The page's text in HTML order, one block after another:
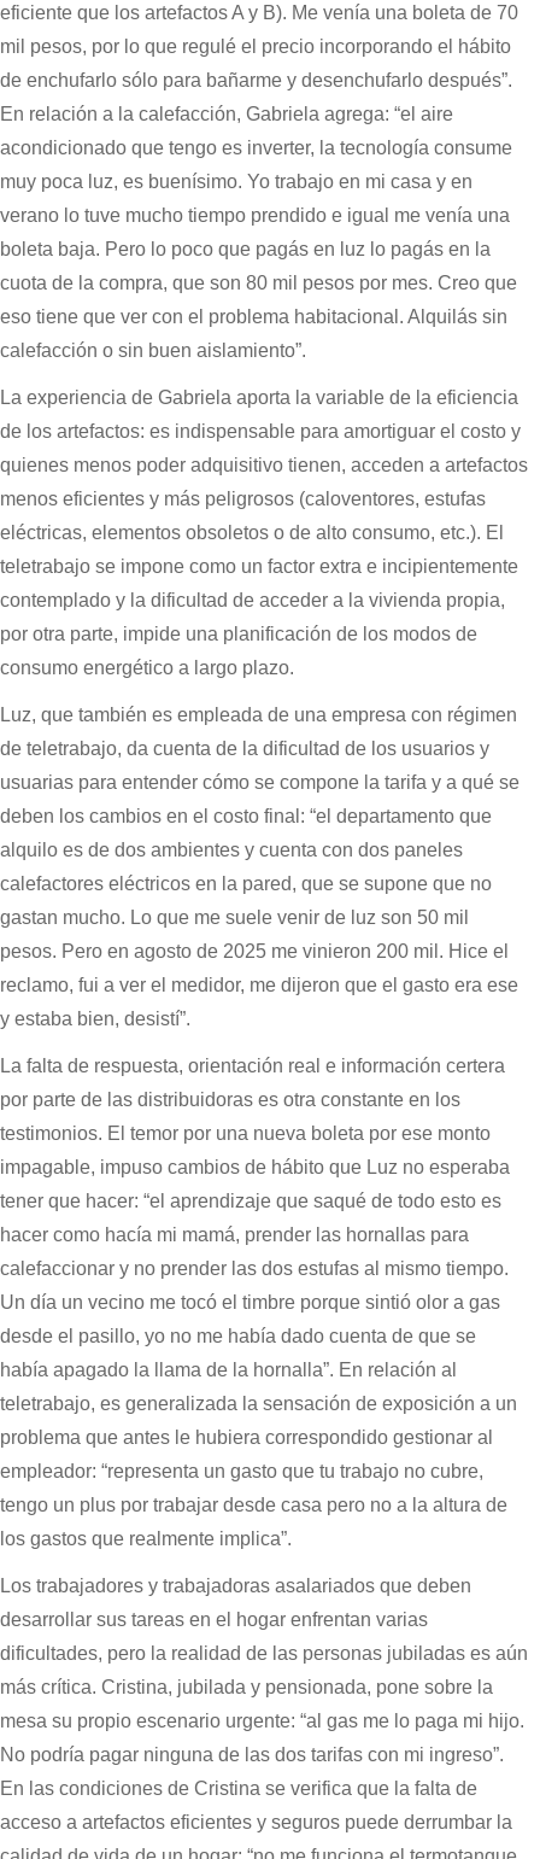
eficiente que los artefactos A y B). Me venía una boleta de 70
mil pesos, por lo que regulé el precio incorporando el hábito
de enchufarlo sólo para bañarme y desenchufarlo después”.
En relación a la calefacción, Gabriela agrega: “el aire
acondicionado que tengo es inverter, la tecnología consume
muy poca luz, es buenísimo. Yo trabajo en mi casa y en
verano lo tuve mucho tiempo prendido e igual me venía una
boleta baja. Pero lo poco que pagás en luz lo pagás en la
cuota de la compra, que son 80 mil pesos por mes. Creo que
eso tiene que ver con el problema habitacional. Alquilás sin
calefacción o sin buen aislamiento”.
La experiencia de Gabriela aporta la variable de la eficiencia
de los artefactos: es indispensable para amortiguar el costo y
quienes menos poder adquisitivo tienen, acceden a artefactos
menos eficientes y más peligrosos (caloventores, estufas
eléctricas, elementos obsoletos o de alto consumo, etc.). El
teletrabajo se impone como un factor extra e incipientemente
contemplado y la dificultad de acceder a la vivienda propia,
por otra parte, impide una planificación de los modos de
consumo energético a largo plazo.
Luz, que también es empleada de una empresa con régimen
de teletrabajo, da cuenta de la dificultad de los usuarios y
usuarias para entender cómo se compone la tarifa y a qué se
deben los cambios en el costo final: “el departamento que
alquilo es de dos ambientes y cuenta con dos paneles
calefactores eléctricos en la pared, que se supone que no
gastan mucho. Lo que me suele venir de luz son 50 mil
pesos. Pero en agosto de 2025 me vinieron 200 mil. Hice el
reclamo, fui a ver el medidor, me dijeron que el gasto era ese
y estaba bien, desistí”.
La falta de respuesta, orientación real e información certera
por parte de las distribuidoras es otra constante en los
testimonios. El temor por una nueva boleta por ese monto
impagable, impuso cambios de hábito que Luz no esperaba
tener que hacer: “el aprendizaje que saqué de todo esto es
hacer como hacía mi mamá, prender las hornallas para
calefaccionar y no prender las dos estufas al mismo tiempo.
Un día un vecino me tocó el timbre porque sintió olor a gas
desde el pasillo, yo no me había dado cuenta de que se
había apagado la llama de la hornalla”. En relación al
teletrabajo, es generalizada la sensación de exposición a un
problema que antes le hubiera correspondido gestionar al
empleador: “representa un gasto que tu trabajo no cubre,
tengo un plus por trabajar desde casa pero no a la altura de
los gastos que realmente implica”.
Los trabajadores y trabajadoras asalariados que deben
desarrollar sus tareas en el hogar enfrentan varias
dificultades, pero la realidad de las personas jubiladas es aún
más crítica. Cristina, jubilada y pensionada, pone sobre la
mesa su propio escenario urgente: “al gas me lo paga mi hijo.
No podría pagar ninguna de las dos tarifas con mi ingreso”.
En las condiciones de Cristina se verifica que la falta de
acceso a artefactos eficientes y seguros puede derrumbar la